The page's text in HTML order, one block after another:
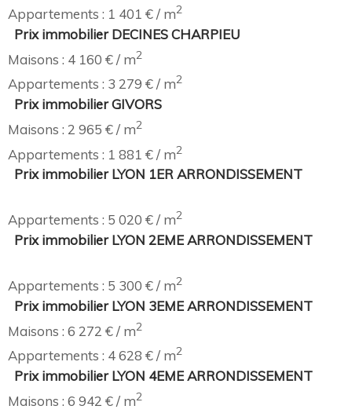
Appartements : 1 401 € / m2
Prix immobilier DECINES CHARPIEU
Maisons : 4 160 € / m2
Appartements : 3 279 € / m2
Prix immobilier GIVORS
Maisons : 2 965 € / m2
Appartements : 1 881 € / m2
Prix immobilier LYON 1ER ARRONDISSEMENT
Appartements : 5 020 € / m2
Prix immobilier LYON 2EME ARRONDISSEMENT
Appartements : 5 300 € / m2
Prix immobilier LYON 3EME ARRONDISSEMENT
Maisons : 6 272 € / m2
Appartements : 4 628 € / m2
Prix immobilier LYON 4EME ARRONDISSEMENT
Maisons : 6 942 € / m2